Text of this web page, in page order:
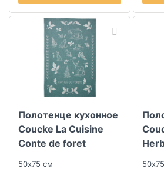
Полотенце кухонное
Coucke La Cuisine
Conte de foret
50х75 см